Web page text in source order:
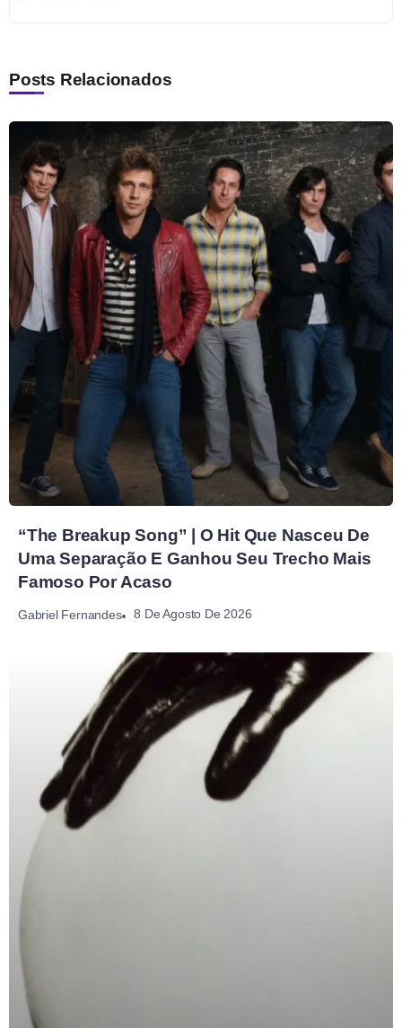
Posts Relacionados
“The Breakup Song” | O Hit Que Nasceu De
Uma Separação E Ganhou Seu Trecho Mais
Famoso Por Acaso
Gabriel Fernandes 8 De Agosto De 2026